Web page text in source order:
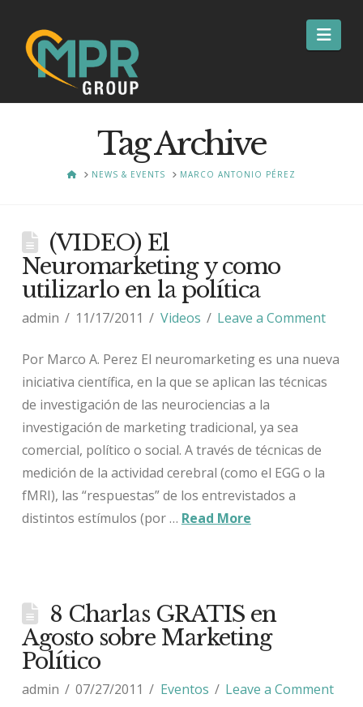
Tag Archive
HOMENEWS & EVENTS MARCO ANTONIO PÉREZ
(VIDEO) El
Neuromarketing y como
utilizarlo en la política
admin 11/17/2011 Videos Leave a Comment
Por Marco A. Perez El neuromarketing es una nueva
iniciativa científica, en la que se aplican las técnicas
de investigación de las neurociencias a la
investigación de marketing tradicional, ya sea
comercial, político o social. A través de técnicas de
medición de la actividad cerebral (como el EGG o la
fMRI), las “respuestas” de los entrevistados a
distintos estímulos (por … Read More
8 Charlas GRATIS en
Agosto sobre Marketing
Político
admin 07/27/2011 Eventos Leave a Comment